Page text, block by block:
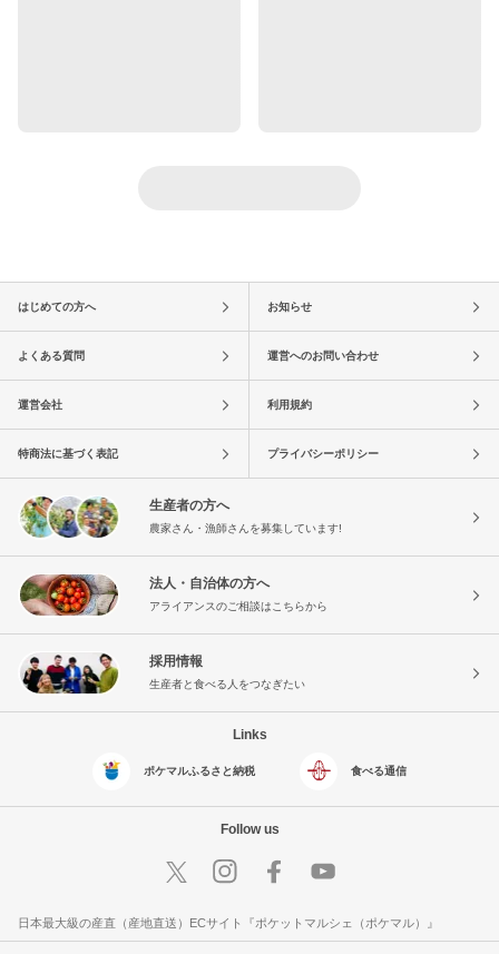
はじめての方へ お知らせ
よくある質問 運営へのお問い合わせ
運営会社 利用規約
特商法に基づく表記 プライバシーポリシー
生産者の方へ
農家さん・漁師さんを募集しています!
法人・自治体の方へ
アライアンスのご相談はこちらから
採用情報
生産者と食べる人をつなぎたい
Links
ポケマルふるさと納税 食べる通信
Follow us
日本最大級の産直（産地直送）ECサイト『ポケットマルシェ（ポケマル）』